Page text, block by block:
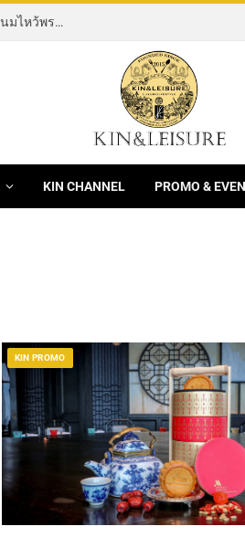
[News] THE ROCKING HORSE OF RESILIENCE คอลเลกชันขนมไหว้พระจันทร์ mooncake ประจำปี 2569 จากBanyan Tree Bangkok 1 สิงหาคม – 25 กันยายน 2569
KIN CHANNEL PROMO &
KIN PROMO